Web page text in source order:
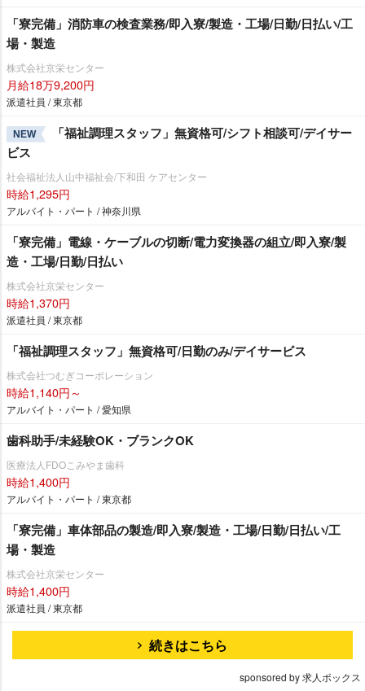
「寮完備」消防車の検査業務/即入寮/製造・工場/日勤/日払い/工
場・製造
株式会社京栄センター
月給18万9,200円
派遣社員 / 東京都
NEW
「福祉調理スタッフ」無資格可/シフト相談可/デイサー
ビス
社会福祉法人山中福祉会/下和田 ケアセンター
時給1,295円
アルバイト・パート / 神奈川県
「寮完備」電線・ケーブルの切断/電力変換器の組立/即入寮/製
造・工場/日勤/日払い
株式会社京栄センター
時給1,370円
派遣社員 / 東京都
「福祉調理スタッフ」無資格可/日勤のみ/デイサービス
株式会社つむぎコーポレーション
時給1,140円～
アルバイト・パート / 愛知県
歯科助手/未経験OK・ブランクOK
医療法人FDOこみやま歯科
時給1,400円
アルバイト・パート / 東京都
「寮完備」車体部品の製造/即入寮/製造・工場/日勤/日払い/工
場・製造
株式会社京栄センター
時給1,400円
派遣社員 / 東京都
続きはこちら
sponsored by 求人ボックス